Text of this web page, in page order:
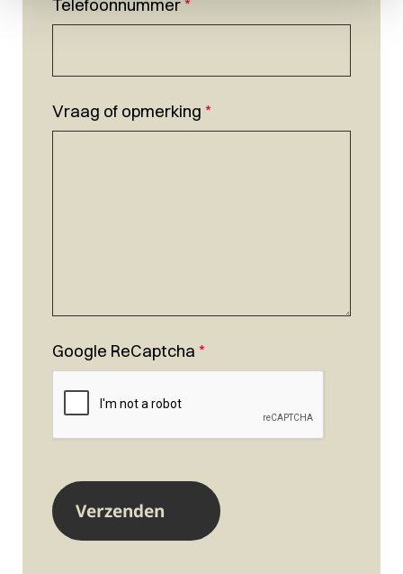
Telefoonnummer*
Vraag of opmerking *
Google ReCaptcha *